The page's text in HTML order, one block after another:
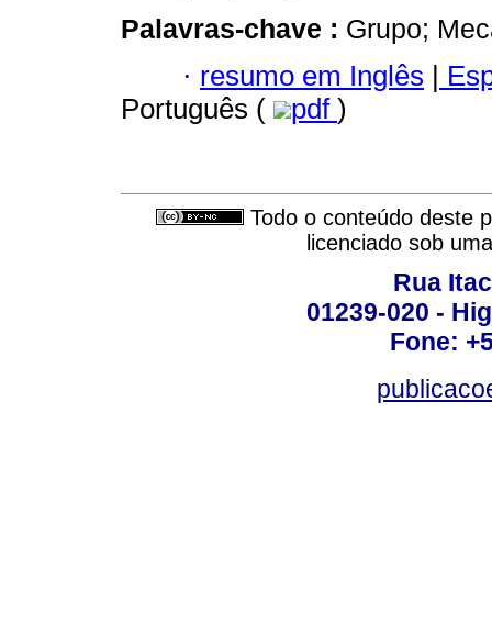
Palavras-chave : Grupo;
· resumo em Inglês |
Português (
pdf )
Todo o conteúdo deste
licenciado sob
Rua
01239-020 -
Fone: